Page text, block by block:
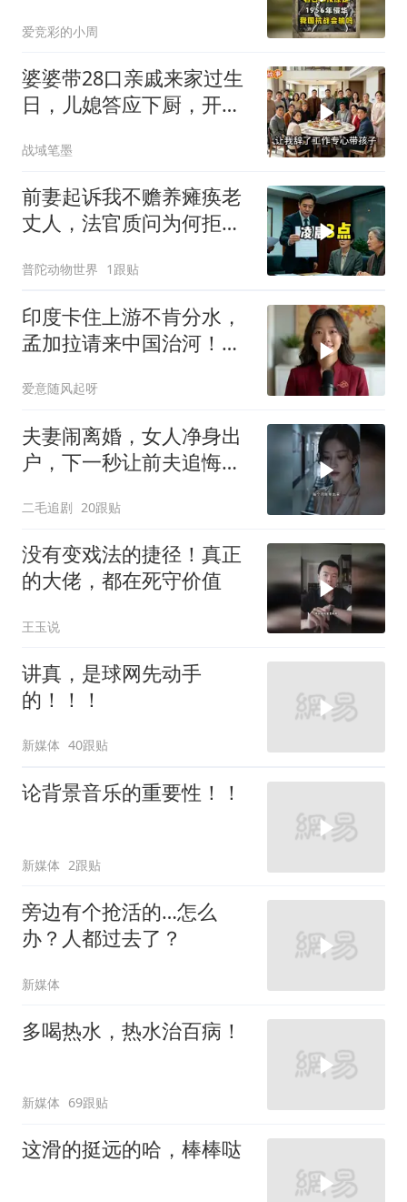
爱竞彩的小周
婆婆带28口亲戚来家过生
日，儿媳答应下厨，开饭
战域笔墨
前妻起诉我不赡养瘫痪老
丈人，法官质问为何拒不
普陀动物世界 1跟贴
印度卡住上游不肯分水，
孟加拉请来中国治河！一
爱意随风起呀
夫妻闹离婚，女人净身出
户，下一秒让前夫追悔莫
二毛追剧 20跟贴
没有变戏法的捷径！真正
的大佬，都在死守价值
王玉说
讲真，是球网先动手
的！！！
新媒体 40跟贴
论背景音乐的重要性！！
新媒体 2跟贴
旁边有个抢活的…怎么
办？人都过去了？
新媒体
多喝热水，热水治百病！
新媒体 69跟贴
这滑的挺远的哈，棒棒哒